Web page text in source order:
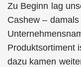
Zu Beginn lag
Cashew –
Produktsortiment
dazu kamen